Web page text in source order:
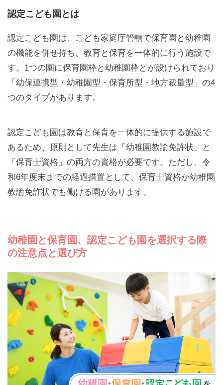
認定こども園とは
認定こども園は、こども家庭庁管轄で保育園と幼稚園
の機能を併せ持ち、教育と保育を一体的に行う施設で
す。1つの園に保育園枠と幼稚園枠とが設けられており
「幼保連携型・幼稚園型・保育所型・地方裁量型」の4
つのタイプがあります。
認定こども園は教育と保育を一体的に提供する施設で
あるため、原則として先生は「幼稚園教諭免許状」と
「保育士資格」の両方の資格が必要です。ただし、令
和6年度末までの経過措置として、保育士資格か幼稚園
教諭免許状でも働ける園があります。
幼稚園と保育園、認定こども園を選択する際
の注意点と選び方